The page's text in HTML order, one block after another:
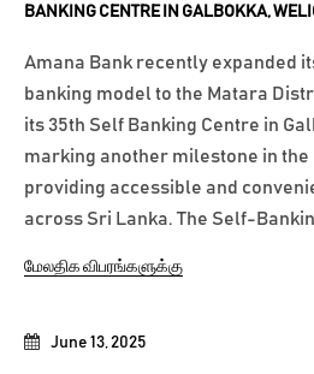
June 13, 2025
BANKING CENTRE IN GALBOKKA,
Amana Bank recently expanded
banking model to the Matara
its 35th Self Banking Centre in
marking another milestone in the
providing accessible and
across Sri Lanka. The Self-
மேலதிக விபரங்களுக்கு